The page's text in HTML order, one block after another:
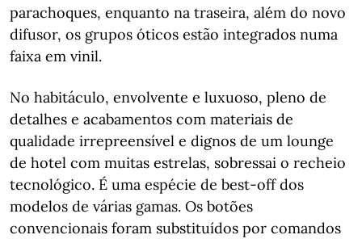
parachoques, enquanto na traseira, além do novo
difusor, os grupos óticos estão integrados numa
faixa em vinil.
No habitáculo, envolvente e luxuoso, pleno de
detalhes e acabamentos com materiais de
qualidade irrepreensível e dignos de um lounge
de hotel com muitas estrelas, sobressai o recheio
tecnológico. É uma espécie de best-off dos
modelos de várias gamas. Os botões
convencionais foram substituídos por comandos